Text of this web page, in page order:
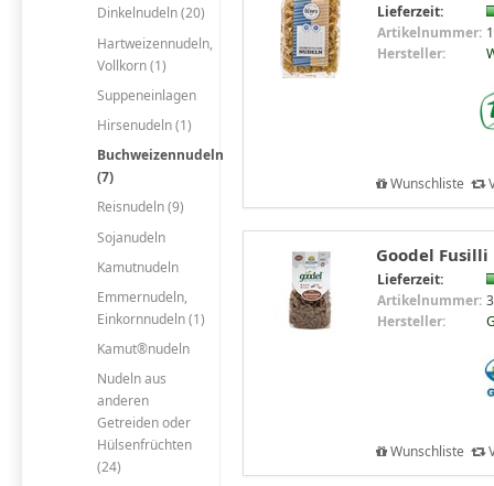
Dinkelnudeln (20)
Hartweizennudeln,
Vollkorn (1)
Suppeneinlagen
Hirsenudeln (1)
Buchweizennudeln
(7)
Reisnudeln (9)
Sojanudeln
Kamutnudeln
Emmernudeln,
Einkornnudeln (1)
Kamut®nudeln
Nudeln aus
anderen
Getreiden oder
Hülsenfrüchten
(24)
Lieferzeit:
Artikelnummer:
Hersteller:
Wunschliste
Goodel
Lieferzeit:
Artikelnummer:
Hersteller:
Wunschliste